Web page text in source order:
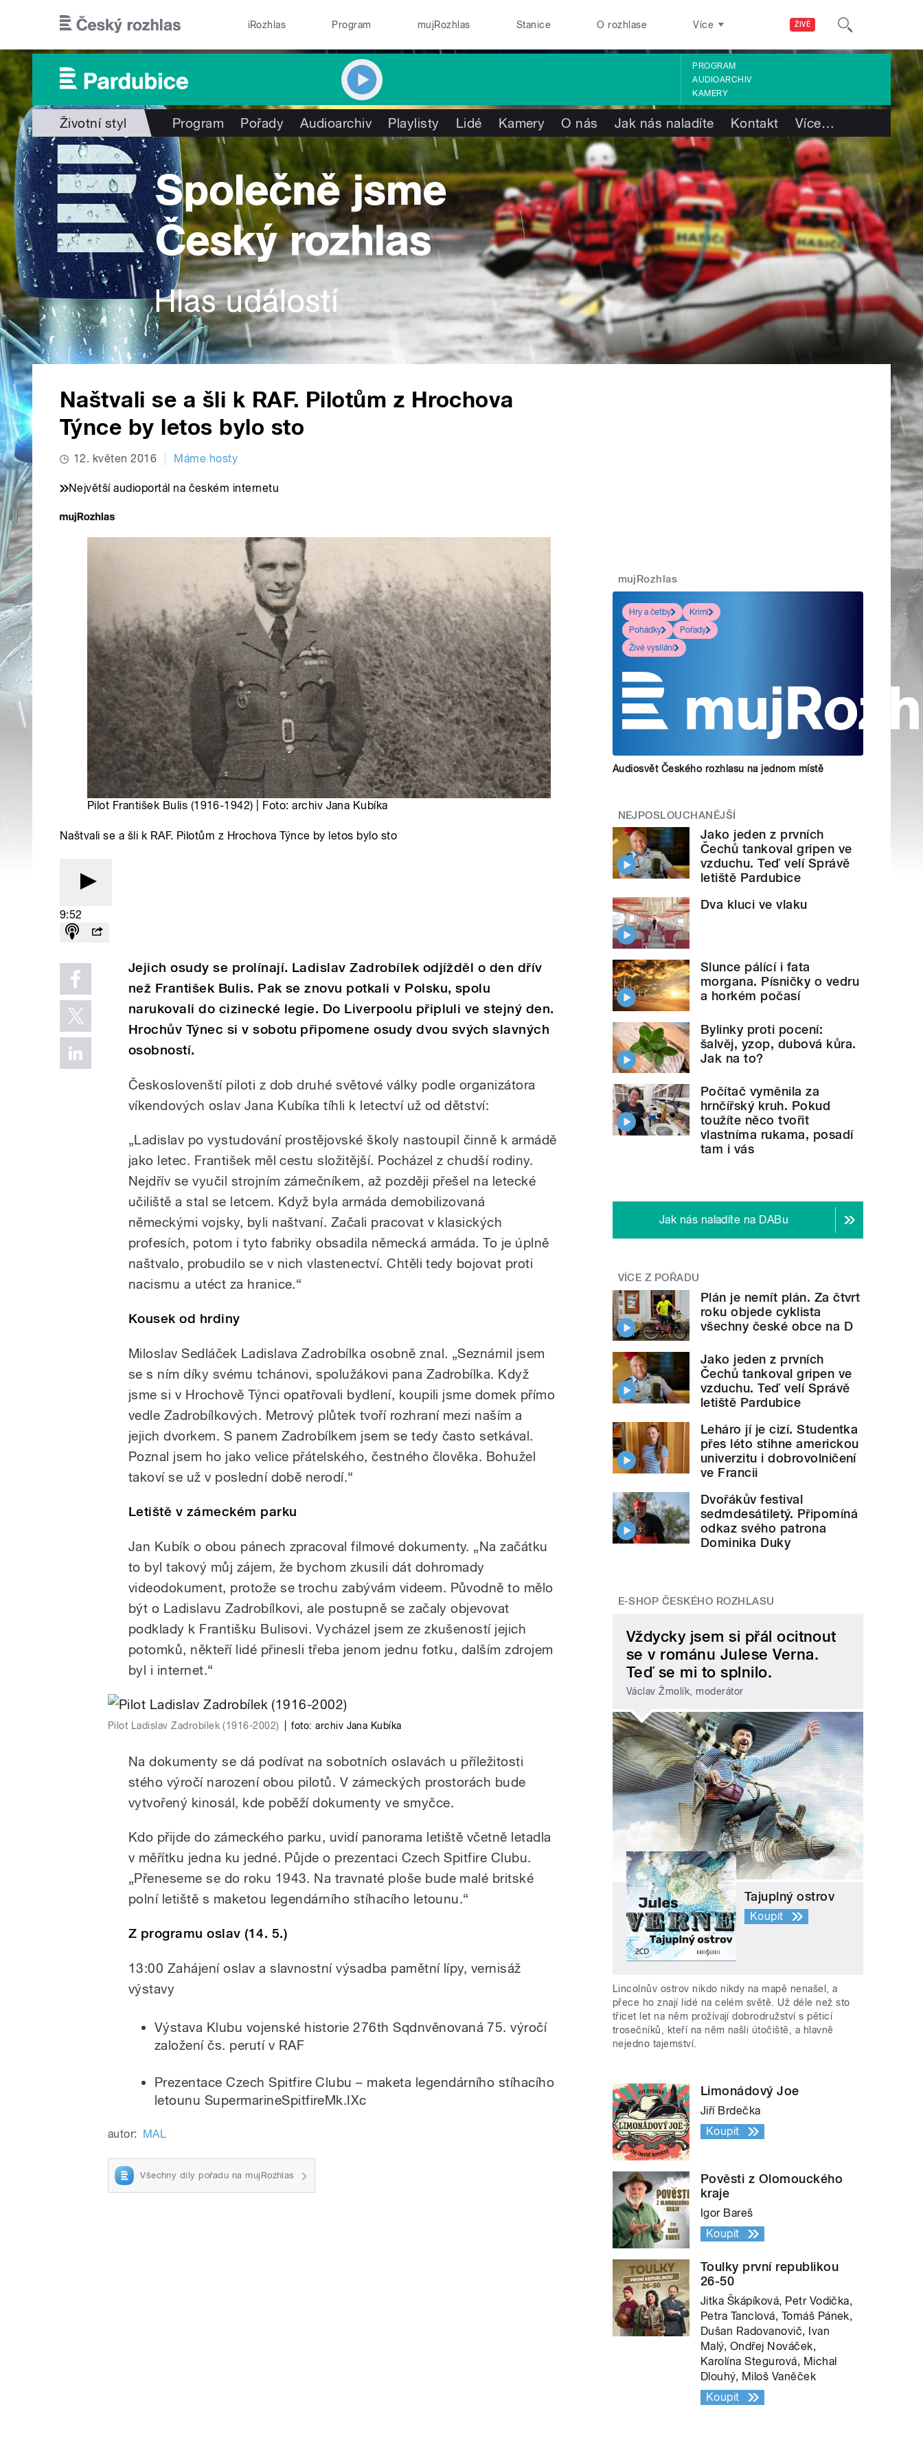
ŽIVĚ
iRozhlas Program mujRozhlas Stanice O rozhlase Více
PROGRAM
AUDIOARCHIV
KAMERY
Životní styl Program Pořady Audioarchiv Playlisty Lidé Kamery O nás Jak nás naladíte Kontakt Více…
Naštvali se a šli k RAF. Pilotům z Hrochova
Týnce by letos bylo sto
12. květen 2016 Máme hosty
Největší audioportál na českém internetu
Pilot František Bulis (1916-1942) | Foto: archiv Jana Kubíka
Naštvali se a šli k RAF. Pilotům z Hrochova Týnce by letos bylo sto
9:52
Jejich osudy se prolínají. Ladislav Zadrobílek odjížděl o den dřív
než František Bulis. Pak se znovu potkali v Polsku, spolu
narukovali do cizinecké legie. Do Liverpoolu připluli ve stejný den.
Hrochův Týnec si v sobotu připomene osudy dvou svých slavných
osobností.
Českoslovenští piloti z dob druhé světové války podle organizátora
víkendových oslav Jana Kubíka tíhli k letectví už od dětství:
„Ladislav po vystudování prostějovské školy nastoupil činně k armádě
jako letec. František měl cestu složitější. Pocházel z chudší rodiny.
Nejdřív se vyučil strojním zámečníkem, až později přešel na letecké
učiliště a stal se letcem. Když byla armáda demobilizovaná
německými vojsky, byli naštvaní. Začali pracovat v klasických
profesích, potom i tyto fabriky obsadila německá armáda. To je úplně
naštvalo, probudilo se v nich vlastenectví. Chtěli tedy bojovat proti
nacismu a utéct za hranice.“
Kousek od hrdiny
Miloslav Sedláček Ladislava Zadrobílka osobně znal. „Seznámil jsem
se s ním díky svému tchánovi, spolužákovi pana Zadrobílka. Když
jsme si v Hrochově Týnci opatřovali bydlení, koupili jsme domek přímo
vedle Zadrobílkových. Metrový plůtek tvoří rozhraní mezi naším a
jejich dvorkem. S panem Zadrobílkem jsem se tedy často setkával.
Poznal jsem ho jako velice přátelského, čestného člověka. Bohužel
takoví se už v poslední době nerodí.“
Letiště v zámeckém parku
Jan Kubík o obou pánech zpracoval filmové dokumenty. „Na začátku
to byl takový můj zájem, že bychom zkusili dát dohromady
videodokument, protože se trochu zabývám videem. Původně to mělo
být o Ladislavu Zadrobílkovi, ale postupně se začaly objevovat
podklady k Františku Bulisovi. Vycházel jsem ze zkušeností jejich
potomků, někteří lidé přinesli třeba jenom jednu fotku, dalším zdrojem
byl i internet.“
Pilot Ladislav Zadrobílek (1916-2002) foto:archiv Jana Kubíka
Na dokumenty se dá podívat na sobotních oslavách u příležitosti
stého výročí narození obou pilotů. V zámeckých prostorách bude
vytvořený kinosál, kde poběží dokumenty ve smyčce.
Kdo přijde do zámeckého parku, uvidí panorama letiště včetně letadla
v měřítku jedna ku jedné. Půjde o prezentaci Czech Spitfire Clubu.
„Přeneseme se do roku 1943. Na travnaté ploše bude malé britské
polní letiště s maketou legendárního stíhacího letounu.“
Z programu oslav (14. 5.)
13:00 Zahájení oslav a slavnostní výsadba pamětní lípy, vernisáž
výstavy
Výstava Klubu vojenské historie 276th Sqdnvěnovaná 75. výročí
založení čs. perutí v RAF
Prezentace Czech Spitfire Clubu – maketa legendárního stíhacího
letounu SupermarineSpitfireMk.IXc
autor: MAL
Všechny díly pořadu na mujRozhlas
mujRozhlas
Hry a četby
Krimi
Pohádky
Pořady
Živé vysílání
Audiosvět Českého rozhlasu na jednom místě
NEJPOSLOUCHANĚJŠÍ
Jako jeden z prvních
Čechů tankoval gripen ve
vzduchu. Teď velí Správě
letiště Pardubice
Dva kluci ve vlaku
Slunce pálící i fata
morgana. Písničky o vedru
a horkém počasí
Bylinky proti pocení:
šalvěj, yzop, dubová kůra.
Jak na to?
Počítač vyměnila za
hrnčířský kruh. Pokud
toužíte něco tvořit
vlastníma rukama, posadí
tam i vás
Jak nás naladíte na DABu
VÍCE Z POŘADU
Plán je nemít plán. Za čtvrt
roku objede cyklista
všechny české obce na D
Jako jeden z prvních
Čechů tankoval gripen ve
vzduchu. Teď velí Správě
letiště Pardubice
Leháro jí je cizí. Studentka
přes léto stihne americkou
univerzitu i dobrovolničení
ve Francii
Dvořákův festival
sedmdesátiletý. Připomíná
odkaz svého patrona
Dominika Duky
E-SHOP ČESKÉHO ROZHLASU
Vždycky jsem si přál ocitnout
se v románu Julese Verna.
Teď se mi to splnilo.
Václav Žmolík, moderátor
Tajuplný ostrov
Koupit
Lincolnův ostrov nikdo nikdy na mapě nenašel, a
přece ho znají lidé na celém světě. Už déle než sto
třicet let na něm prožívají dobrodružství s pěticí
trosečníků, kteří na něm našli útočiště, a hlavně
nejedno tajemství.
Limonádový Joe
Jiří Brdečka
Koupit
Pověsti z Olomouckého
kraje
Igor Bareš
Koupit
Toulky první republikou
26-50
Jitka Škápíková, Petr Vodička,
Petra Tanclová, Tomáš Pánek,
Dušan Radovanovič, Ivan
Malý, Ondřej Nováček,
Karolína Stegurová, Michal
Dlouhý, Miloš Vaněček
Koupit